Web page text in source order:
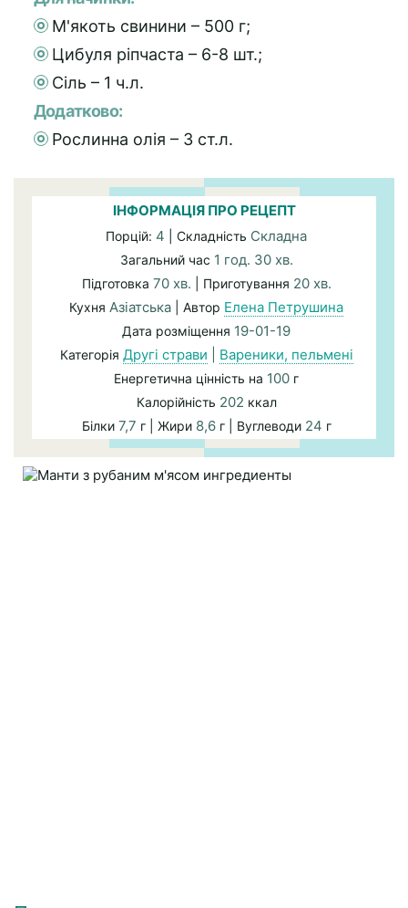
М'якоть свинини – 500 г;
Цибуля ріпчаста – 6-8 шт.;
Сіль – 1 ч.л.
Додатково:
Рослинна олія – 3 ст.л.
ІНФОРМАЦІЯ ПРО РЕЦЕПТ
Порцій: 4 | Складність Складна
Загальний час 1 год. 30 хв.
Підготовка 70 хв. | Приготування 20 хв.
Кухня Азіатська | Автор Елена Петрушина
Дата розміщення 19-01-19
Категорія Другі страви Вареники, пельмені
Енергетична цінність на 100 г
Калорійність 202 ккал
Білки 7,7 г | Жири 8,6г | Вуглеводи 24 г